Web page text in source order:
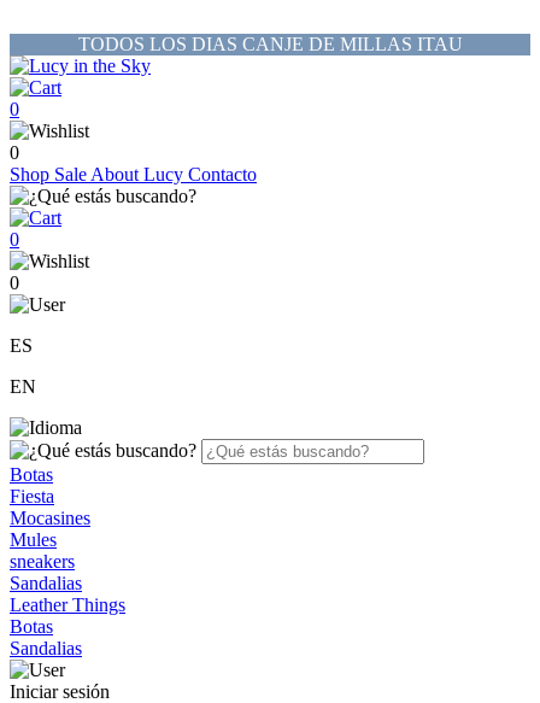
TODOS LOS DIAS CANJE DE MILLAS ITAU
0
0
Shop Sale About Lucy Contacto
0
0
ES
EN
Botas
Fiesta
Mocasines
Mules
sneakers
Sandalias
Leather Things
Botas
Sandalias
Iniciar sesión